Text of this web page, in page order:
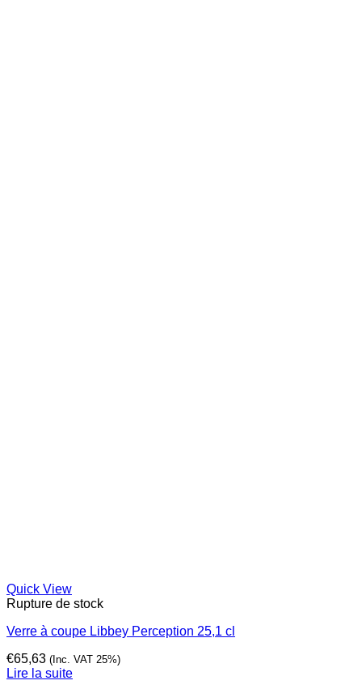
Quick View
Rupture de stock
Verre à coupe Libbey Perception 25,1 cl
€65,63 (Inc. VAT 25%)
Lire la suite